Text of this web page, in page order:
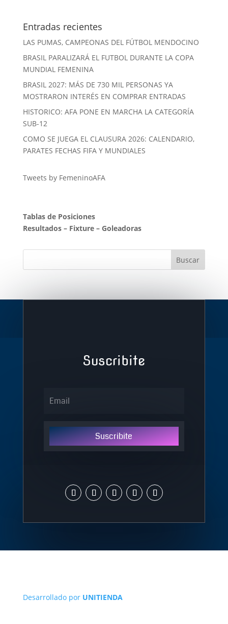
Entradas recientes
LAS PUMAS, CAMPEONAS DEL FÚTBOL MENDOCINO
BRASIL PARALIZARÁ EL FUTBOL DURANTE LA COPA
MUNDIAL FEMENINA
BRASIL 2027: MÁS DE 730 MIL PERSONAS YA
MOSTRARON INTERÉS EN COMPRAR ENTRADAS
HISTORICO: AFA PONE EN MARCHA LA CATEGORÍA
SUB-12
COMO SE JUEGA EL CLAUSURA 2026: CALENDARIO,
PARATES FECHAS FIFA Y MUNDIALES
Tweets by FemeninoAFA
Tablas de Posiciones
Resultados– Fixture– Goleadoras
Suscribite
Suscribite
Desarrollado por UNITIENDA